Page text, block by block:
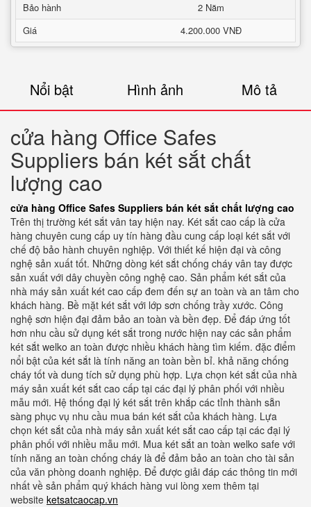
Bảo hành
2 Năm
Giá
4.200.000 VNĐ
Nổi bật Hình ảnh Mô tả
cửa hàng Office Safes
Suppliers bán két sắt chất
lượng cao
cửa hàng Office Safes Suppliers bán két sắt chất lượng cao
Trên thị trường két sắt vân tay hiện nay. Két sắt cao cấp là cửa
hàng chuyên cung cấp uy tín hàng đầu cung cấp loại két sắt với
chế độ bảo hành chuyên nghiệp. Với thiết kế hiện đại và công
nghệ sản xuất tốt. Những dòng két sắt chống cháy vân tay được
sản xuất với dây chuyền công nghệ cao. Sản phẩm két sắt của
nhà máy sản xuất két cao cấp đem đến sự an toàn và an tâm cho
khách hàng. Bề mặt két sắt với lớp sơn chống trầy xước. Công
nghệ sơn hiện đại đảm bảo an toàn và bền đẹp. Để đáp ứng tốt
hơn nhu cầu sử dụng két sắt trong nước hiện nay các sản phẩm
két sắt welko an toàn được nhiều khách hàng tìm kiếm. đặc điểm
nổi bật của két sắt là tính năng an toàn bền bỉ. khả năng chống
cháy tốt và dung tích sử dụng phù hợp. Lựa chọn két sắt của nhà
máy sản xuất két sắt cao cấp tại các đại lý phân phối với nhiều
mẫu mới. Hệ thống đại lý két sắt trên khắp các tỉnh thành sẵn
sàng phục vụ nhu cầu mua bán két sắt của khách hàng. Lựa
chọn két sắt của nhà máy sản xuất két sắt cao cấp tại các đại lý
phân phối với nhiều mẫu mới. Mua két sắt an toàn welko safe với
tính năng an toàn chống cháy là để đảm bảo an toàn cho tài sản
của văn phòng doanh nghiệp. Để được giải đáp các thông tin mới
nhất về sản phẩm quý khách hàng vui lòng xem thêm tại
website ketsatcaocap.vn